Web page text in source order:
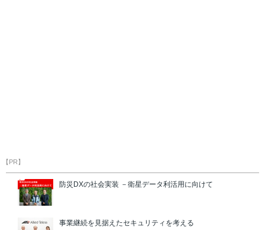
【PR】
防災DXの社会実装 －衛星データ利活用に向けて
事業継続を見据えたセキュリティを考える